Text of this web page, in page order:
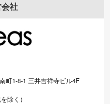
社
町1-8-1 三井吉祥寺ビル4F
除く）